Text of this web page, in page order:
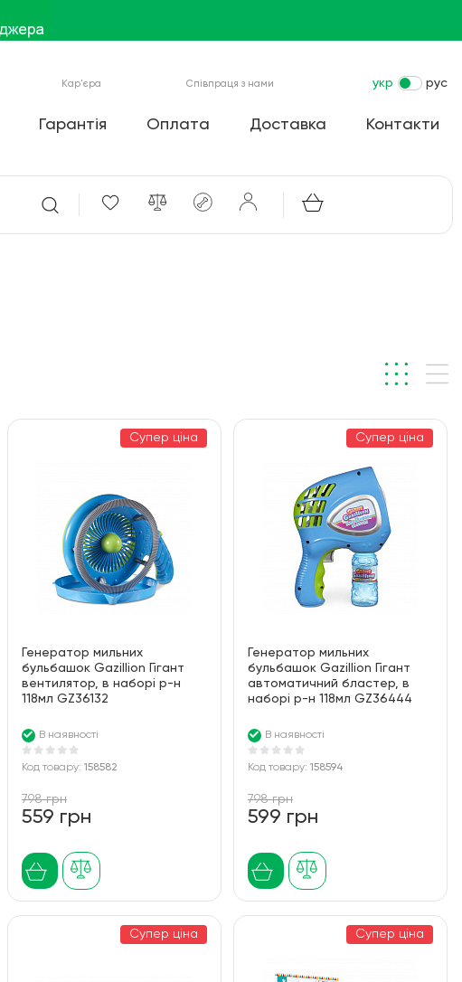
Кар'єра Співпраця з нами укр рус
Гарантія Оплата Доставка Контакти
Супер ціна
Генератор мильних
бульбашок Gazillion Гігант
вентилятор, в наборі р-н
118мл GZ36132
В наявності
Код товару: 158582
798 грн
559 грн
Супер ціна
Генератор мильних
бульбашок Gazillion Гігант
автоматичний бластер, в
наборі р-н 118мл GZ36444
В наявності
Код товару: 158594
798 грн
599 грн
Супер ціна Супер ціна